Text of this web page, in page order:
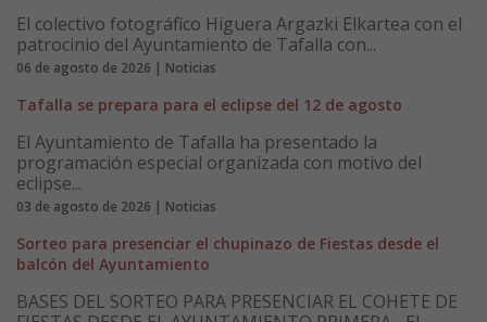
El colectivo fotográfico Higuera Argazki Elkartea con el
patrocinio del Ayuntamiento de Tafalla con...
06 de agosto de 2026 | Noticias
Tafalla se prepara para el eclipse del 12 de agosto
El Ayuntamiento de Tafalla ha presentado la
programación especial organizada con motivo del
eclipse...
03 de agosto de 2026 | Noticias
Sorteo para presenciar el chupinazo de Fiestas desde el
balcón del Ayuntamiento
BASES DEL SORTEO PARA PRESENCIAR EL COHETE DE